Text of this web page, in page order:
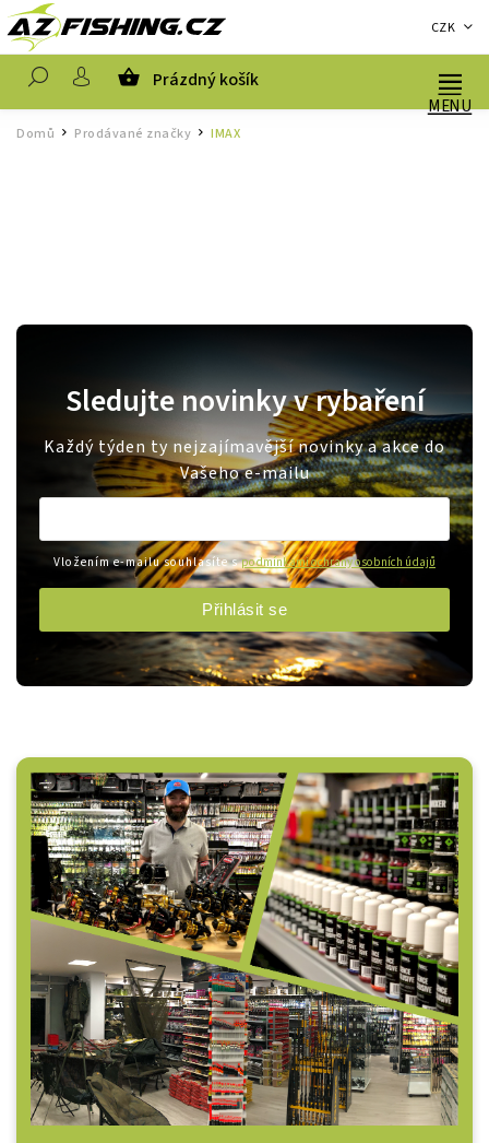
CZK
Prázdný košík
Domů / Prodávané značky / IMAX
Sledujte novinky v rybaření
Každý týden ty nejzajímavější novinky a akce do
Vašeho e-mailu
Vložením e-mailu souhlasíte spodmínkami ochrany osobních údajů
Přihlásit se